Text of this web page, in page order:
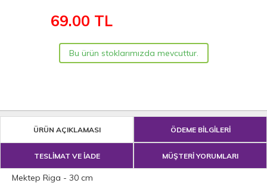
69.00 TL
Bu ürün stoklarımızda mevcuttur.
ÜRÜN AÇIKLAMASI ÖDEME BİLGİLERİ
TESLİMAT VE İADE MÜŞTERİ YORUMLARI
Mektep Riga - 30 cm